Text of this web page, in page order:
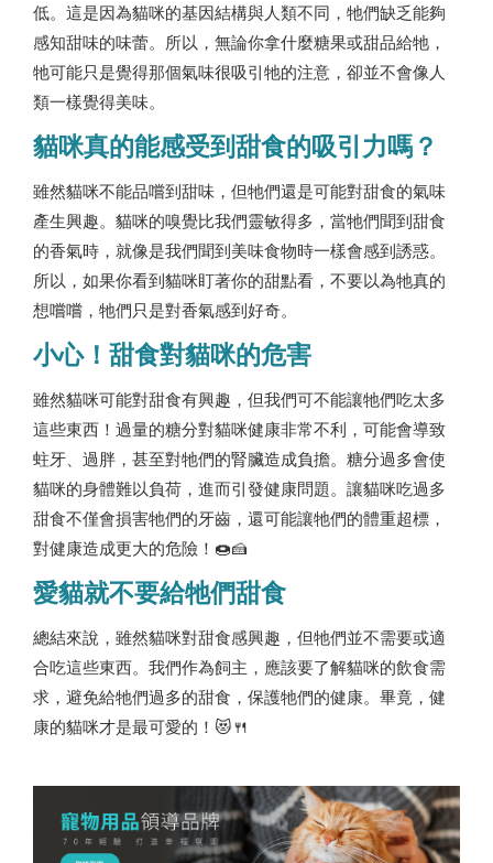
低。這是因為貓咪的基因結構與人類不同，牠們缺乏能夠
感知甜味的味蕾。所以，無論你拿什麼糖果或甜品給牠，
牠可能只是覺得那個氣味很吸引牠的注意，卻並不會像人
類一樣覺得美味。
貓咪真的能感受到甜食的吸引力嗎？
雖然貓咪不能品嚐到甜味，但牠們還是可能對甜食的氣味
產生興趣。貓咪的嗅覺比我們靈敏得多，當牠們聞到甜食
的香氣時，就像是我們聞到美味食物時一樣會感到誘惑。
所以，如果你看到貓咪盯著你的甜點看，不要以為牠真的
想嚐嚐，牠們只是對香氣感到好奇。
小心！甜食對貓咪的危害
雖然貓咪可能對甜食有興趣，但我們可不能讓牠們吃太多
這些東西！過量的糖分對貓咪健康非常不利，可能會導致
蛀牙、過胖，甚至對牠們的腎臟造成負擔。糖分過多會使
貓咪的身體難以負荷，進而引發健康問題。讓貓咪吃過多
甜食不僅會損害牠們的牙齒，還可能讓牠們的體重超標，
對健康造成更大的危險！🍩🍰
愛貓就不要給牠們甜食
總結來說，雖然貓咪對甜食感興趣，但牠們並不需要或適
合吃這些東西。我們作為飼主，應該要了解貓咪的飲食需
求，避免給牠們過多的甜食，保護牠們的健康。畢竟，健
康的貓咪才是最可愛的！😻🍴